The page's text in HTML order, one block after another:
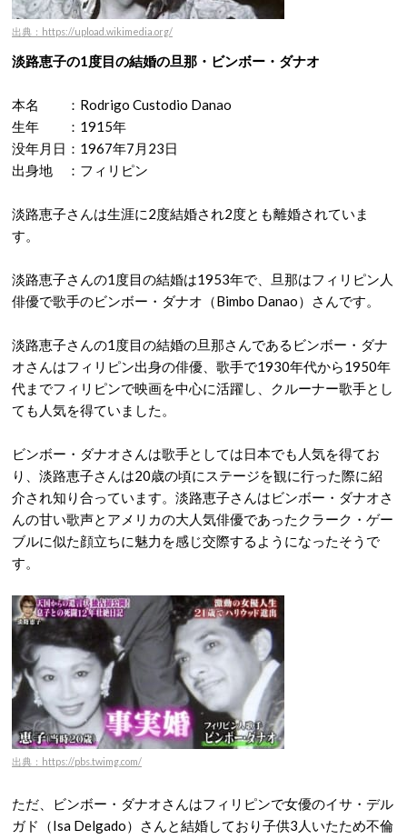
出典：https://upload.wikimedia.org/
淡路恵子の1度目の結婚の旦那・ビンボー・ダナオ
本名 ：Rodrigo Custodio Danao
生年 ：1915年
没年月日：1967年7月23日
出身地 ：フィリピン
淡路恵子さんは生涯に2度結婚され2度とも離婚されていま
す。
淡路恵子さんの1度目の結婚は1953年で、旦那はフィリピン人
俳優で歌手のビンボー・ダナオ（Bimbo Danao）さんです。
淡路恵子さんの1度目の結婚の旦那さんであるビンボー・ダナ
オさんはフィリピン出身の俳優、歌手で1930年代から1950年
代までフィリピンで映画を中心に活躍し、クルーナー歌手とし
ても人気を得ていました。
ビンボー・ダナオさんは歌手としては日本でも人気を得てお
り、淡路恵子さんは20歳の頃にステージを観に行った際に紹
介され知り合っています。淡路恵子さんはビンボー・ダナオさ
んの甘い歌声とアメリカの大人気俳優であったクラーク・ゲー
ブルに似た顔立ちに魅力を感じ交際するようになったそうで
す。
出典：https://pbs.twimg.com/
ただ、ビンボー・ダナオさんはフィリピンで女優のイサ・デル
ガド（Isa Delgado）さんと結婚しており子供3人いたため不倫